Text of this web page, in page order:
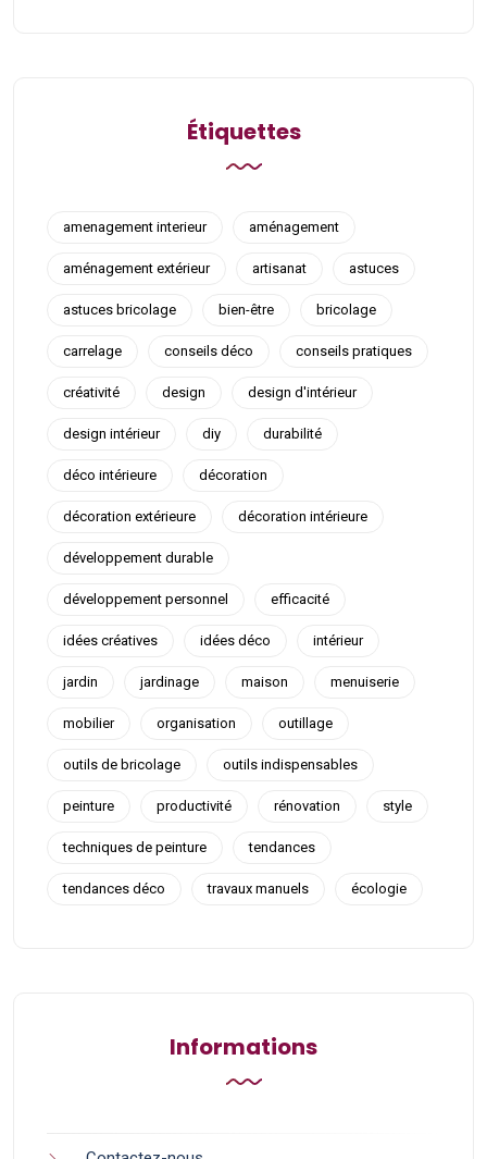
Étiquettes
amenagement interieur aménagement
aménagement extérieur artisanat astuces
astuces bricolage bien-être bricolage
carrelage conseils déco conseils pratiques
créativité design design d'intérieur
design intérieur diy durabilité
déco intérieure décoration
décoration extérieure décoration intérieure
développement durable
développement personnel efficacité
idées créatives idées déco intérieur
jardin jardinage maison menuiserie
mobilier organisation outillage
outils de bricolage outils indispensables
peinture productivité rénovation style
techniques de peinture tendances
tendances déco travaux manuels écologie
Informations